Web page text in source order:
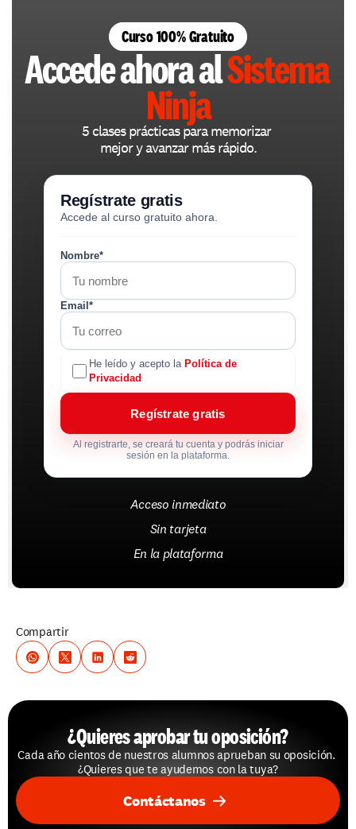
Curso 100% Gratuito
Accede ahora al Sistema
Ninja
5 clases prácticas para memorizar
mejor y avanzar más rápido.
Regístrate gratis
Accede al curso gratuito ahora.
Nombre*
Email*
He leído y acepto la Política de
Privacidad
Regístrate gratis
Al registrarte, se creará tu cuenta y podrás iniciar
sesión en la plataforma.
Acceso inmediato
Sin tarjeta
En la plataforma
Compartir
¿Quieres aprobar tu oposición?
Cada año cientos de nuestros alumnos aprueban su oposición.
¿Quieres que te ayudemos con la tuya?
Contáctanos